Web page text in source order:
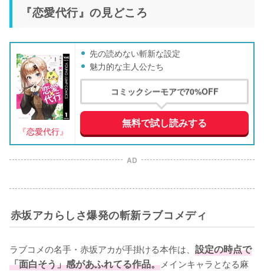
『恋愛代行』の見どころ
『恋愛代行』
先の読めない斬新な設定
魅力的な主人公たち
コミックシーモアで70%OFF
無料で試し読みする
AD
赤坂アカらしさ爆発の斬新ラブコメディ
ラブコメの名手・赤坂アカが手掛ける本作は、 設定の時点で
「面白そう」感があふれてる作品。メインキャラとなる麻